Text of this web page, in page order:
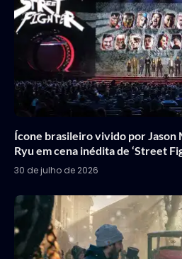
Ícone brasileiro vivido por Jason
Ryu em cena inédita de ‘Street
30 de julho de 2026